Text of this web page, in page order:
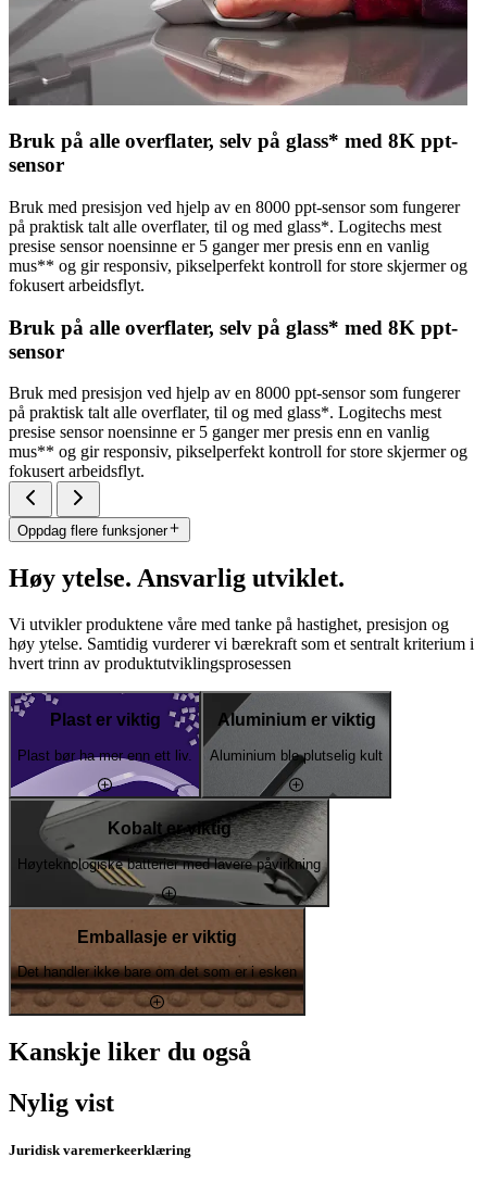
Bruk på alle overflater, selv på glass* med 8K ppt-
sensor
Bruk med presisjon ved hjelp av en 8000 ppt-sensor som fungerer
på praktisk talt alle overflater, til og med glass*. Logitechs mest
presise sensor noensinne er 5 ganger mer presis enn en vanlig
mus** og gir responsiv, pikselperfekt kontroll for store skjermer og
fokusert arbeidsflyt.
Bruk på alle overflater, selv på glass* med 8K ppt-
sensor
Bruk med presisjon ved hjelp av en 8000 ppt-sensor som fungerer
på praktisk talt alle overflater, til og med glass*. Logitechs mest
presise sensor noensinne er 5 ganger mer presis enn en vanlig
mus** og gir responsiv, pikselperfekt kontroll for store skjermer og
fokusert arbeidsflyt.
Oppdag flere funksjoner
Høy ytelse. Ansvarlig utviklet.
Vi utvikler produktene våre med tanke på hastighet, presisjon og
høy ytelse. Samtidig vurderer vi bærekraft som et sentralt kriterium i
hvert trinn av produktutviklingsprosessen
Plast er viktig
Plast bør ha mer enn ett liv.
Aluminium er viktig
Aluminium ble plutselig kult
Kobalt er viktig
Høyteknologiske batterier med lavere påvirkning
Emballasje er viktig
Det handler ikke bare om det som er i esken
Kanskje liker du også
Nylig vist
Juridisk varemerkeerklæring